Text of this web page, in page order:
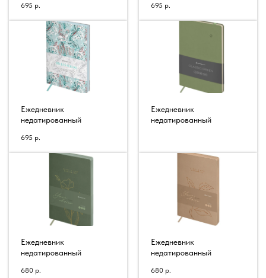
695 р. 695 р.
Ежедневник
недатированный
695 р.
Ежедневник
недатированный
Ежедневник
недатированный
680 р.
Ежедневник
недатированный
680 р.